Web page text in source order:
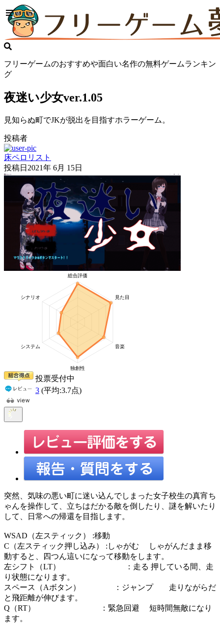
フリーゲームのおすすめや面白い名作の無料ゲームランキン
グ
夜迷い少女ver.1.05
見知らぬ町でJKが脱出を目指すホラーゲーム。
投稿者
床ペロリスト
投稿日 2021年 6月 15日
投票受付中
3 (平均:3.7点)
突然、気味の悪い町に迷い込んでしまった女子校生の真宵ち
ゃんを操作して、立ちはだかる敵を倒したり、謎を解いたり
して、日常への帰還を目指します。
WSAD（左スティック） :移動
C（左スティック押し込み） :しゃがむ しゃがんだまま移
動すると、四つん這いになって移動をします。
左シフト（LT） ：走る 押している間、走
り状態になります。
スペース（Aボタン） ：ジャンプ 走りながらだ
と飛距離が伸びます。
Q（RT） ：緊急回避 短時間無敵になり
ます。